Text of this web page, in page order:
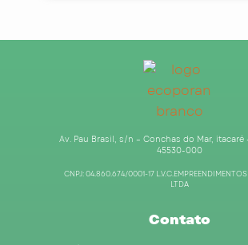
Av. Pau Brasil, s/n – Conchas do Mar, itacaré
45530-000
CNPJ: 04.860.674/0001-17
LTDA
Contato